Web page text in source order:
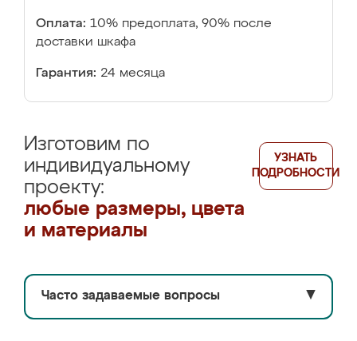
Оплата: 10% предоплата, 90% после
доставки шкафа
Гарантия: 24 месяца
Изготовим по
индивидуальному
проекту:
любые размеры, цвета
и материалы
УЗНАТЬ
ПОДРОБНОСТИ
Часто задаваемые вопросы ▼